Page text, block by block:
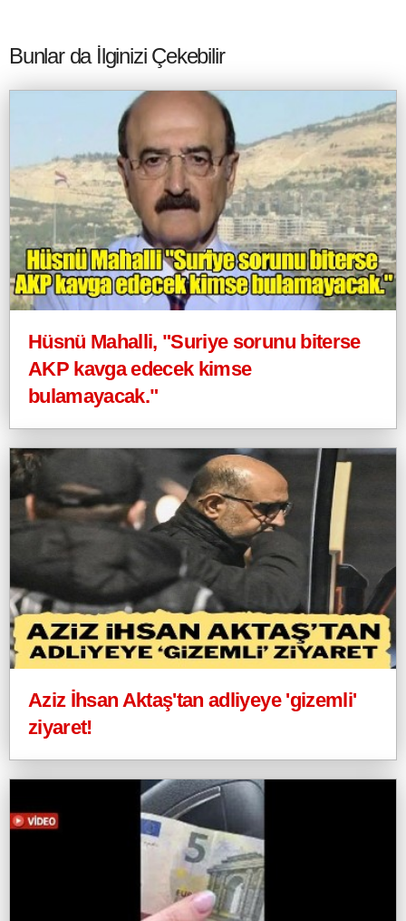
Bunlar da İlginizi Çekebilir
Hüsnü Mahalli, "Suriye sorunu biterse
AKP kavga edecek kimse
bulamayacak."
Aziz İhsan Aktaş'tan adliyeye 'gizemli'
ziyaret!